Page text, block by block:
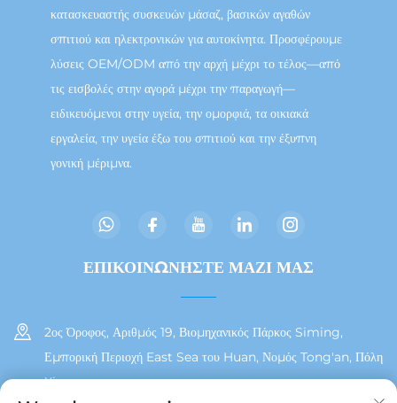
κατασκευαστής συσκευών μάσαζ, βασικών αγαθών
σπιτιού και ηλεκτρονικών για αυτοκίνητα. Προσφέρουμε
λύσεις OEM/ODM από την αρχή μέχρι το τέλος—από
τις εισβολές στην αγορά μέχρι την παραγωγή—
ειδικευόμενοι στην υγεία, την ομορφιά, τα οικιακά
εργαλεία, την υγεία έξω του σπιτιού και την έξυπνη
γονική μέριμνα.
ΕΠΙΚΟΙΝΩΝΗΣΤΕ ΜΑΖΙ ΜΑΣ
2ος Όροφος, Αριθμός 19, Βιομηχανικός Πάρκος Siming,
Εμπορική Περιοχή East Sea του Huan, Νομός Tong'an, Πόλη
Xiamen